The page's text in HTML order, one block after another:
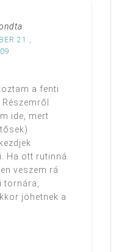
21.,
a fenti
ide, mert
Ha ott rutinná
veszem rá
tornára,
jöhetnek a